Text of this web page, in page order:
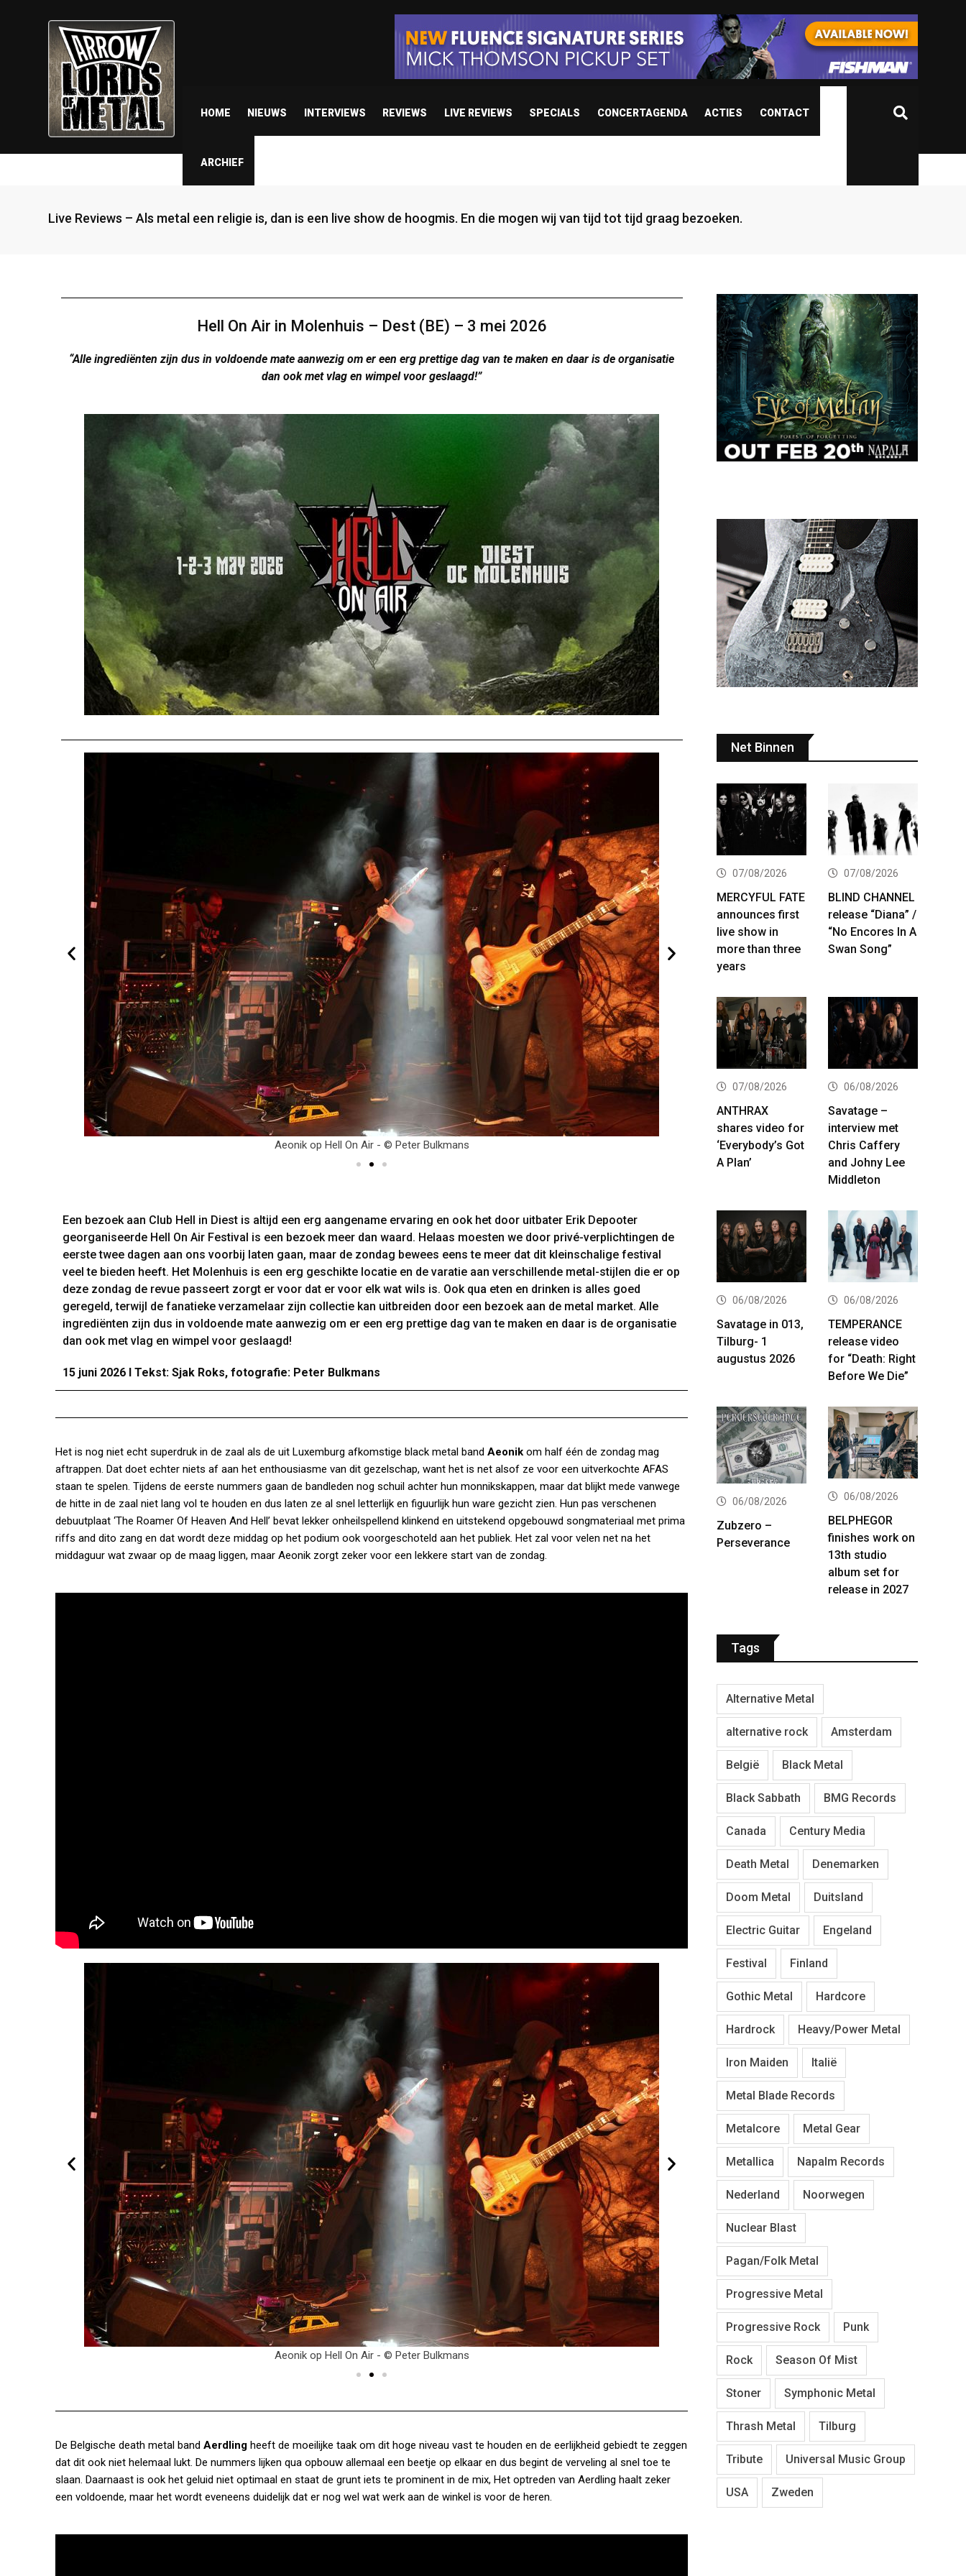
HOME NIEUWS INTERVIEWS REVIEWS LIVE REVIEWS SPECIALS CONCERTAGENDA ACTIES CONTACT
ARCHIEF
Live Reviews – Als metal een religie is, dan is een live show de hoogmis. En die mogen wij van tijd tot tijd graag bezoeken.
Hell On Air in Molenhuis – Dest (BE) – 3 mei 2026
“Alle ingrediënten zijn dus in voldoende mate aanwezig om er een erg prettige dag van te maken en daar is de organisatie
dan ook met vlag en wimpel voor geslaagd!”
Aeonik op Hell On Air - © Peter Bulkmans
Een bezoek aan Club Hell in Diest is altijd een erg aangename ervaring en ook het door uitbater Erik Depooter
georganiseerde Hell On Air Festival is een bezoek meer dan waard. Helaas moesten we door privé-verplichtingen de
eerste twee dagen aan ons voorbij laten gaan, maar de zondag bewees eens te meer dat dit kleinschalige festival
veel te bieden heeft. Het Molenhuis is een erg geschikte locatie en de varatie aan verschillende metal-stijlen die er op
deze zondag de revue passeert zorgt er voor dat er voor elk wat wils is. Ook qua eten en drinken is alles goed
geregeld, terwijl de fanatieke verzamelaar zijn collectie kan uitbreiden door een bezoek aan de metal market. Alle
ingrediënten zijn dus in voldoende mate aanwezig om er een erg prettige dag van te maken en daar is de organisatie
dan ook met vlag en wimpel voor geslaagd!
15 juni 2026 I Tekst: Sjak Roks, fotografie: Peter Bulkmans
Het is nog niet echt superdruk in de zaal als de uit Luxemburg afkomstige black metal band Aeonik om half één de zondag mag
aftrappen. Dat doet echter niets af aan het enthousiasme van dit gezelschap, want het is net alsof ze voor een uitverkochte AFAS
staan te spelen. Tijdens de eerste nummers gaan de bandleden nog schuil achter hun monnikskappen, maar dat blijkt mede vanwege
de hitte in de zaal niet lang vol te houden en dus laten ze al snel letterlijk en figuurlijk hun ware gezicht zien. Hun pas verschenen
debuutplaat ‘The Roamer Of Heaven And Hell’ bevat lekker onheilspellend klinkend en uitstekend opgebouwd songmateriaal met prima
riffs and dito zang en dat wordt deze middag op het podium ook voorgeschoteld aan het publiek. Het zal voor velen net na het
middaguur wat zwaar op de maag liggen, maar Aeonik zorgt zeker voor een lekkere start van de zondag.
Aeonik op Hell On Air - © Peter Bulkmans
De Belgische death metal band Aerdling heeft de moeilijke taak om dit hoge niveau vast te houden en de eerlijkheid gebiedt te zeggen
dat dit ook niet helemaal lukt. De nummers lijken qua opbouw allemaal een beetje op elkaar en dus begint de verveling al snel toe te
slaan. Daarnaast is ook het geluid niet optimaal en staat de grunt iets te prominent in de mix, Het optreden van Aerdling haalt zeker
een voldoende, maar het wordt eveneens duidelijk dat er nog wel wat werk aan de winkel is voor de heren.
Net Binnen
07/08/2026
MERCYFUL FATE
announces first
live show in
more than three
years
07/08/2026
BLIND CHANNEL
release “Diana” /
“No Encores In A
Swan Song”
07/08/2026
ANTHRAX
shares video for
‘Everybody’s Got
A Plan’
06/08/2026
Savatage –
interview met
Chris Caffery
and Johny Lee
Middleton
06/08/2026
Savatage in 013,
Tilburg- 1
augustus 2026
06/08/2026
TEMPERANCE
release video
for “Death: Right
Before We Die”
06/08/2026
Zubzero –
Perseverance
06/08/2026
BELPHEGOR
finishes work on
13th studio
album set for
release in 2027
Tags
Alternative Metal
alternative rock Amsterdam
België Black Metal
Black Sabbath BMG Records
Canada Century Media
Death Metal Denemarken
Doom Metal Duitsland
Electric Guitar Engeland
Festival Finland
Gothic Metal Hardcore
Hardrock Heavy/Power Metal
Iron Maiden Italië
Metal Blade Records
Metalcore Metal Gear
Metallica Napalm Records
Nederland Noorwegen
Nuclear Blast
Pagan/Folk Metal
Progressive Metal
Progressive Rock Punk
Rock Season Of Mist
Stoner Symphonic Metal
Thrash Metal Tilburg
Tribute Universal Music Group
USA Zweden